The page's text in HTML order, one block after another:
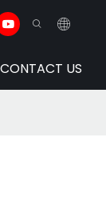
CONTACT US